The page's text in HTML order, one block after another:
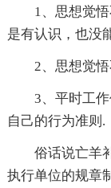
1、思想觉
是有认识，也没
2、思想觉
3、平时工
自己的行为准则.
俗话说亡羊
执行单位的规章